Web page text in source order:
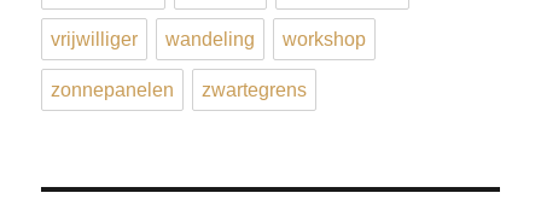
vrijwilliger wandeling workshop
zonnepanelen zwartegrens